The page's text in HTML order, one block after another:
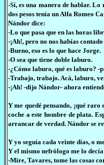
-Sí, es una manera de hablar.
dos pesos tenía un Alfa Romeo
Nándor dice:
-Lo que pasa que en las horas
-¡Ah!, pero no nos habías
-Bueno, eso es lo que hace Jorge.
-O sea que tiene doble laburo.
-¿Cómo laburo, qué es laburo? -
-Trabajo, trabajo. Acá, laburo,
-¡Ah! -dijo Nándor- ahora
Y me quedé pensando, ¡qué
coche a este hombre de plata.
arrancar de verdad. Nándor se
Y yo seguía cada veinte días, o
Y el mismo nefrólogo me lo
-Mire, Tavares, tome las cosas